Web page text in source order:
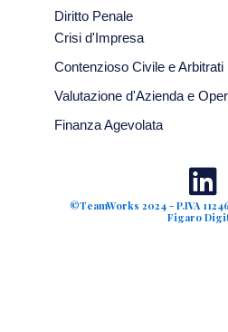
Diritto Penale
Crisi d'Impresa
Contenzioso Civile e Arbitrati
Valutazione d'Azienda e
Finanza Agevolata
©TeamWorks 2024 - P.IVA
Figaro